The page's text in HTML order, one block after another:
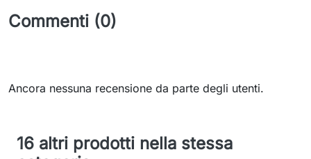
Commenti (0)
Ancora nessuna recensione da parte degli utenti.
16 altri prodotti nella stessa